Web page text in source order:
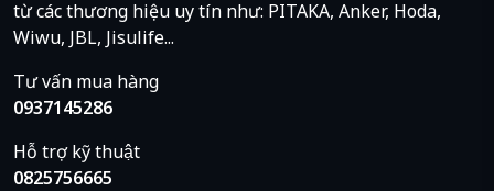
từ các thương hiệu uy tín như: PITAKA, Anker, Hoda,
Wiwu, JBL, Jisulife...
Tư vấn mua hàng
0937145286
Hỗ trợ kỹ thuật
0825756665